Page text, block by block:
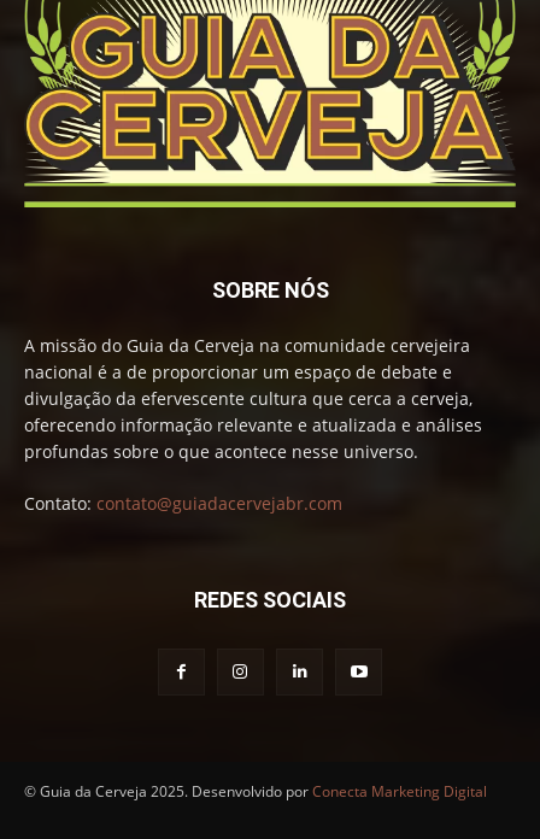
SOBRE NÓS
A missão do Guia da Cerveja na comunidade cervejeira
nacional é a de proporcionar um espaço de debate e
divulgação da efervescente cultura que cerca a cerveja,
oferecendo informação relevante e atualizada e análises
profundas sobre o que acontece nesse universo.
Contato: contato@guiadacervejabr.com
REDES SOCIAIS
© Guia da Cerveja 2025. Desenvolvido porConecta Marketing Digital